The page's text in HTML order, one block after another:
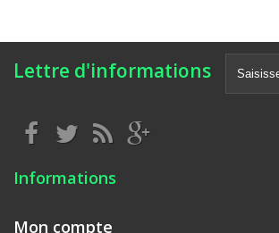
Lettre d'informations
Informations
Mon compte